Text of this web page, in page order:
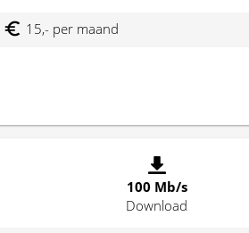
15,- per maand
100 Mb/s
Download